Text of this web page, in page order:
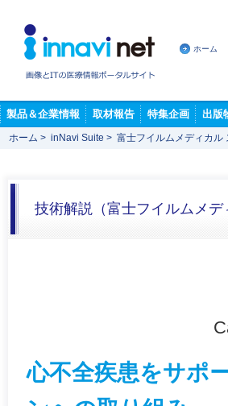
ホーム
製品＆企業情報 取材報告 特集企画 出版
ホーム > inNavi Suite > 富士フイルムメディカル
技術解説（富士フイルムメデ
心不全疾患をサポ